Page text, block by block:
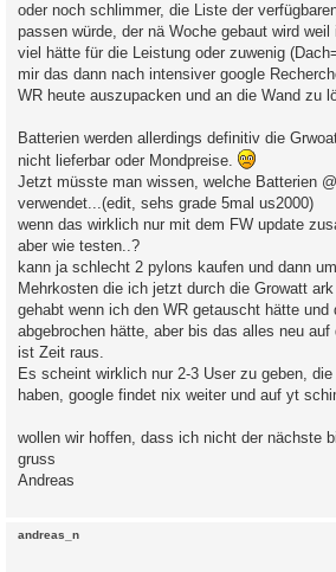
oder noch schlimmer, die Liste der
passen würde, der nä Woche gebaut wird
viel hätte für die Leistung oder zuwenig
mir das dann nach intensiver google
WR heute auszupacken und an die Wand zu
Batterien werden allerdings definitiv die
nicht lieferbar oder Mondpreise.
Jetzt müsste man wissen, welche Batterien
verwendet...(edit, sehs grade 5mal us2000)
wenn das wirklich nur mit dem FW update
aber wie testen..?
kann ja schlecht 2 pylons kaufen und dann
Mehrkosten die ich jetzt durch die Growatt
gehabt wenn ich den WR getauscht hätte und
abgebrochen hätte, aber bis das alles neu
ist Zeit raus.
Es scheint wirklich nur 2-3 User zu geben,
haben, google findet nix weiter und auf yt
wollen wir hoffen, dass ich nicht der nächste
gruss
Andreas
andreas_n